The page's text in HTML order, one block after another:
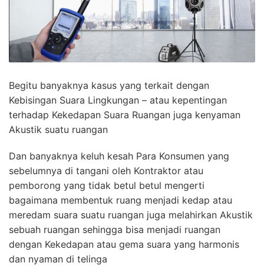
Begitu banyaknya kasus yang terkait dengan
Kebisingan Suara Lingkungan – atau kepentingan
terhadap Kekedapan Suara Ruangan juga kenyaman
Akustik suatu ruangan
Dan banyaknya keluh kesah Para Konsumen yang
sebelumnya di tangani oleh Kontraktor atau
pemborong yang tidak betul betul mengerti
bagaimana membentuk ruang menjadi kedap atau
meredam suara suatu ruangan juga melahirkan Akustik
sebuah ruangan sehingga bisa menjadi ruangan
dengan Kekedapan atau gema suara yang harmonis
dan nyaman di telinga